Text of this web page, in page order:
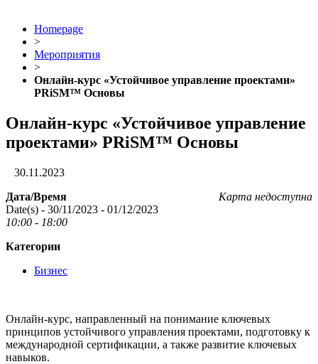
Homepage
>
Мероприятия
>
Онлайн-курс «Устойчивое управление проектами»
PRiSM™ Основы
Онлайн-курс «Устойчивое управление
проектами» PRiSM™ Основы
30.11.2023
Карта недоступна
Дата/Время
Date(s) - 30/11/2023 - 01/12/2023
10:00 - 18:00
Категории
Бизнес
Онлайн-курс, направленный на понимание ключевых
принципов устойчивого управления проектами, подготовку к
международной сертификации, а также развитие ключевых
навыков.